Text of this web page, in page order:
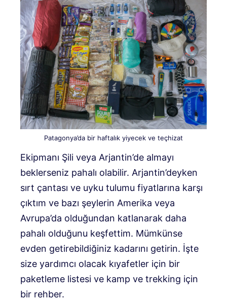
Patagonya’da bir haftalık yiyecek ve teçhizat
Ekipmanı Şili veya Arjantin’de almayı
beklerseniz pahalı olabilir. Arjantin’deyken
sırt çantası ve uyku tulumu fiyatlarına karşı
çıktım ve bazı şeylerin Amerika veya
Avrupa’da olduğundan katlanarak daha
pahalı olduğunu keşfettim. Mümkünse
evden getirebildiğiniz kadarını getirin. İşte
size yardımcı olacak kıyafetler için bir
paketleme listesi ve kamp ve trekking için
bir rehber.